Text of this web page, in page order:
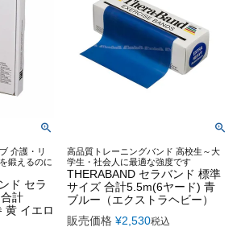
介護・リ
鍛えるのに
ド セラ
計
黄 イエロ
高品質トレーニングバンド 高校生～大
学生・社会人に最適な強度です
THERABAND セラバンド 標準
サイズ 合計5.5m(6ヤード) 青
ブルー（エクストラヘビー）
販売価格 ¥2,530税込